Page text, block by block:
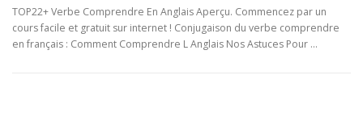
TOP22+ Verbe Comprendre En Anglais Aperçu. Commencez par un
cours facile et gratuit sur internet ! Conjugaison du verbe comprendre
en français : Comment Comprendre L Anglais Nos Astuces Pour …